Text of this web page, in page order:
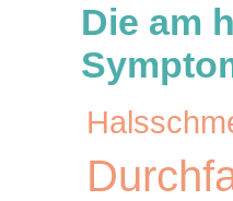
Die am